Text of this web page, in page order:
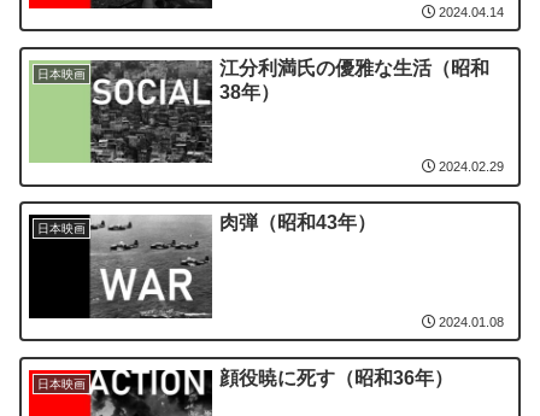
2024.04.14
日本映画
江分利満氏の優雅な生活（昭和
38年）
2024.02.29
日本映画 肉弾（昭和43年）
2024.01.08
日本映画 顔役暁に死す（昭和36年）